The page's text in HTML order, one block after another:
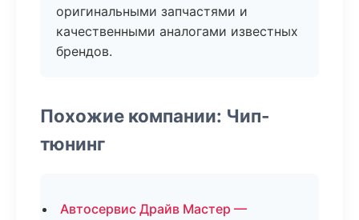
оригинальными запчастями и
качественными аналогами известных
брендов.
Похожие компании: Чип-
тюнинг
Автосервис Драйв Мастер —